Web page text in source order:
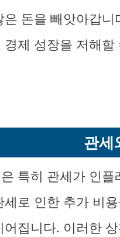
은 돈을 빼앗아갑
경제 성장을 저해
관세
특히 관세가 인
세로 인한 추가 비
어집니다. 이러한